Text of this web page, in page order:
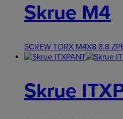
Skrue M4
SCREW TORX M4X8 8.8
Skrue